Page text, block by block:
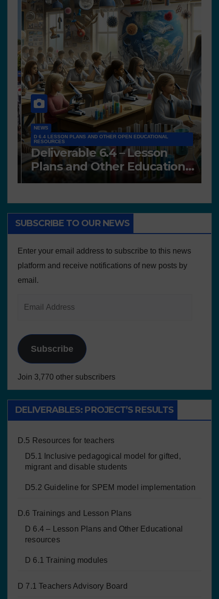
NEWS
D 6.4 LESSON PLANS AND OTHER OPEN EDUCATIONAL
RESOURCES
Deliverable 6.4 – Lesson
Plans and Other Educational
resources
SUBSCRIBE TO OUR NEWS
Enter your email address to subscribe to this news
platform and receive notifications of new posts by
email.
Subscribe
Join 3,770 other subscribers
DELIVERABLES: PROJECT’S RESULTS
D.5 Resources for teachers
D5.1 Inclusive pedagogical model for gifted,
migrant and disable students
D5.2 Guideline for SPEM model implementation
D.6 Trainings and Lesson Plans
D 6.4 – Lesson Plans and Other Educational
resources
D 6.1 Training modules
D 7.1 Teachers Advisory Board